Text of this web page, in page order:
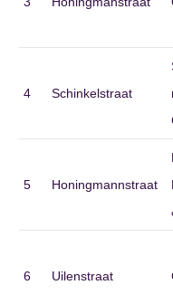
4 Schinkelstraat
5 Honingmannstraat
6 Uilenstraat